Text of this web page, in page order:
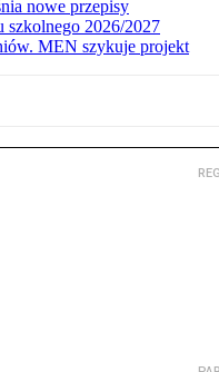
nowe przepisy
szkolnego 2026/2027
MEN szykuje projekt